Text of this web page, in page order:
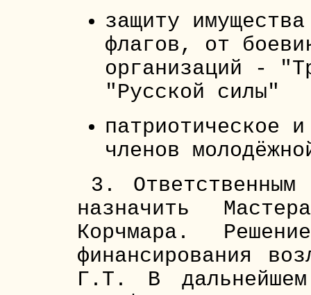
защиту
флагов, от
организаций -
"Русской силы"
патриотическое
членов
3.
назначить
Корчмара.
финансирования
Г.Т. В